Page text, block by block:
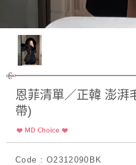
恩菲清單／正韓 澎湃
帶)
Code : O2312090BK